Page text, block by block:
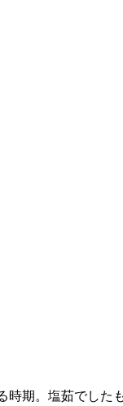
期。塩茹でし